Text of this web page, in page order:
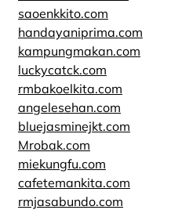
saoenkkito.com
handayaniprima.com
kampungmakan.com
luckycatck.com
rmbakoelkita.com
angelesehan.com
bluejasminejkt.com
Mrobak.com
miekungfu.com
cafetemankita.com
rmjasabundo.com